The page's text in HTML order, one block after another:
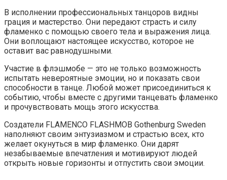
В исполнении профессиональных танцоров видны
грация и мастерство. Они передают страсть и силу
фламенко с помощью своего тела и выражения лица.
Они воплощают настоящее искусство, которое не
оставит вас равнодушными.
Участие в флэшмобе — это не только возможность
испытать невероятные эмоции, но и показать свои
способности в танце. Любой может присоединиться к
событию, чтобы вместе с другими танцевать фламенко
и прочувствовать мощь этого искусства.
Создатели FLAMENCO FLASHMOB Gothenburg Sweden
наполняют своим энтузиазмом и страстью всех, кто
желает окунуться в мир фламенко. Они дарят
незабываемые впечатления и мотивируют людей
открыть новые горизонты и отпустить свои эмоции.